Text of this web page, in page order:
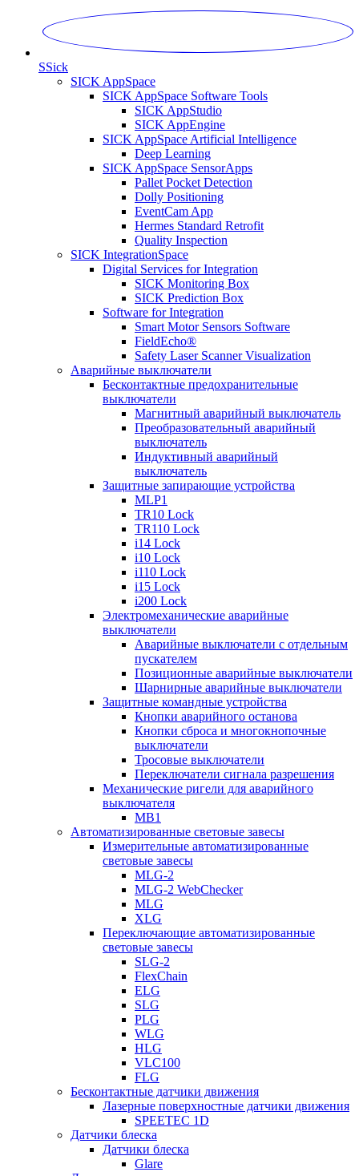
SSick
SICK AppSpace
SICK AppSpace Software Tools
SICK AppStudio
SICK AppEngine
SICK AppSpace Artificial Intelligence
Deep Learning
SICK AppSpace SensorApps
Pallet Pocket Detection
Dolly Positioning
EventCam App
Hermes Standard Retrofit
Quality Inspection
SICK IntegrationSpace
Digital Services for Integration
SICK Monitoring Box
SICK Prediction Box
Software for Integration
Smart Motor Sensors Software
FieldEcho®
Safety Laser Scanner Visualization
Аварийные выключатели
Бесконтактные предохранительные
выключатели
Магнитный аварийный выключатель
Преобразовательный аварийный
выключатель
Индуктивный аварийный
выключатель
Защитные запирающие устройства
MLP1
TR10 Lock
TR110 Lock
i14 Lock
i10 Lock
i110 Lock
i15 Lock
i200 Lock
Электромеханические аварийные
выключатели
Аварийные выключатели с отдельным
пускателем
Позиционные аварийные выключатели
Шарнирные аварийные выключатели
Защитные командные устройства
Кнопки аварийного останова
Кнопки сброса и многокнопочные
выключатели
Тросовые выключатели
Переключатели сигнала разрешения
Механические ригели для аварийного
выключателя
MB1
Автоматизированные световые завесы
Измерительные автоматизированные
световые завесы
MLG-2
MLG-2 WebChecker
MLG
XLG
Переключающие автоматизированные
световые завесы
SLG-2
FlexChain
ELG
SLG
PLG
WLG
HLG
VLC100
FLG
Бесконтактные датчики движения
Лазерные поверхностные датчики движения
SPEETEC 1D
Датчики блеска
Датчики блеска
Glare